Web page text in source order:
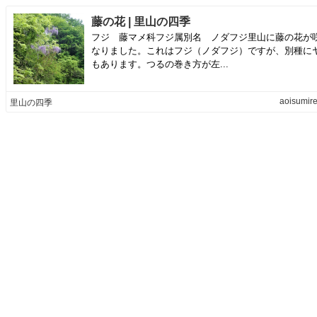
藤の花 | 里山の四季
フジ 藤マメ科フジ属別名 ノダフジ里山に藤の花が
なりました。これはフジ（ノダフジ）ですが、別種に
もあります。つるの巻き方が左...
里山の四季